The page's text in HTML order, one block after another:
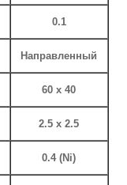
0.1
Направленный
60 x 40
2.5 x 2.5
0.4 (Ni)